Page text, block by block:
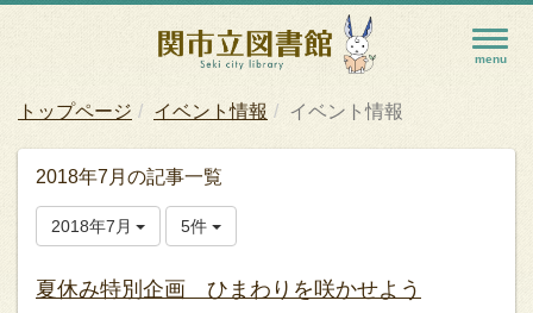
トップページ イベント情報 イベント情報
2018年7月の記事一覧
2018年7月 5件
夏休み特別企画 ひまわりを咲かせよう